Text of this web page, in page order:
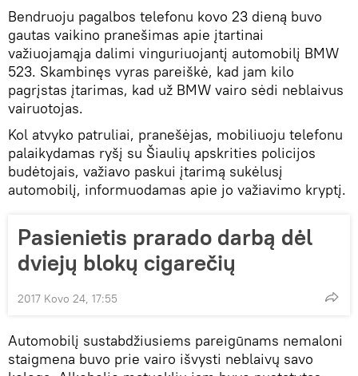
Bendruoju pagalbos telefonu kovo 23 dieną buvo
gautas vaikino pranešimas apie įtartinai
važiuojamąja dalimi vinguriuojantį automobilį BMW
523. Skambinęs vyras pareiškė, kad jam kilo
pagrįstas įtarimas, kad už BMW vairo sėdi neblaivus
vairuotojas.
Kol atvyko patruliai, pranešėjas, mobiliuoju telefonu
palaikydamas ryšį su Šiaulių apskrities policijos
budėtojais, važiavo paskui įtarimą sukėlusį
automobilį, informuodamas apie jo važiavimo kryptį.
Pasienietis prarado darbą dėl
dviejų blokų cigarečių
2017 Kovo 24, 17:55
Automobilį sustabdžiusiems pareigūnams nemaloni
staigmena buvo prie vairo išvysti neblaivų savo